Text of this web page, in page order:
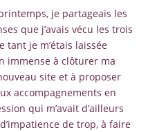
je partageais les
que j’avais vécu les trois
tant je m’étais laissée
immense à clôturer ma
site et à proposer
accompagnements en
qui m’avait d’ailleurs
de trop, à faire